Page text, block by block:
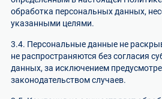
обработка персональных данных,
указанными целями.
3.4. Персональные данные не
не распространяются без согласия
данных, за исключением
законодательством случаев.